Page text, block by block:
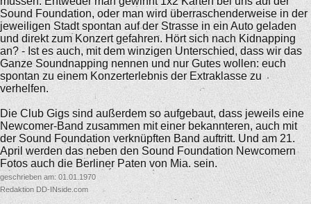
Sound Foundation, oder man wird überraschenderweise in der
jeweiligen Stadt spontan auf der Strasse in ein Auto geladen
und direkt zum Konzert gefahren. Hört sich nach Kidnapping
an? - Ist es auch, mit dem winzigen Unterschied, dass wir das
Ganze Soundnapping nennen und nur Gutes wollen: euch
spontan zu einem Konzerterlebnis der Extraklasse zu
verhelfen.
Die Club Gigs sind außerdem so aufgebaut, dass jeweils eine
Newcomer-Band zusammen mit einer bekannteren, auch mit
der Sound Foundation verknüpften Band auftritt. Und am 21.
April werden das neben den Sound Foundation Newcomern
Fotos auch die Berliner Paten von Mia. sein.
geschrieben am: 01.01.1970
Redaktion DD-INside.com